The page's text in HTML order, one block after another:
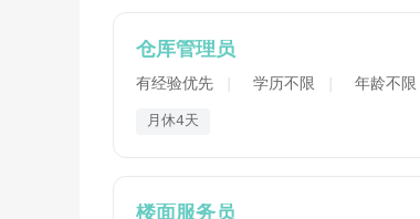
仓库管理员
有经验优先 学历不限 年龄不限
月休4天
楼面服务员